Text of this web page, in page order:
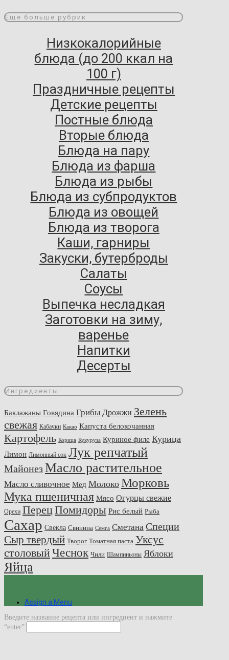
Еще больше рубрик
Низкокалорийные
блюда (до 200 ккал на
100 г)
Праздничные рецепты
Детские рецепты
Постные блюда
Вторые блюда
Блюда на пару
Блюда из фарша
Блюда из рыбы
Блюда из субпродуктов
Блюда из овощей
Блюда из творога
Каши, гарниры
Закуски, бутерброды
Салаты
Соусы
Выпечка несладкая
Заготовки на зиму,
варенье
Напитки
Десерты
Ингредиенты
Баклажаны Говядина Грибы Дрожжи Зелень
свежая Кабачки Какао Капуста белокочанная
Картофель Корица Кукуруза Куриное филе Курица
Лимон Лимонный сок Лук репчатый
МайонезМасло растительное
Масло сливочное Мед Молоко Морковь
Мука пшеничная Мясо Огурцы свежие
Орехи ПерецПомидоры Рис белый Рыба
Сахар Свекла Свинина Семга Сметана Специи
Сыр твердый Творог Томатная паста Уксус
столовыйЧеснок Чили Шампиньоны Яблоки
Яйца
Assign a Menu
Введите название рецепта или ингредиент и нажмите
“enter”